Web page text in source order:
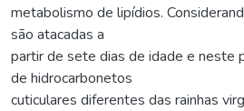
metabolismo de lipídios.
são atacadas a
partir de sete dias de idade e neste
de hidrocarbonetos
cuticulares diferentes das rainhas